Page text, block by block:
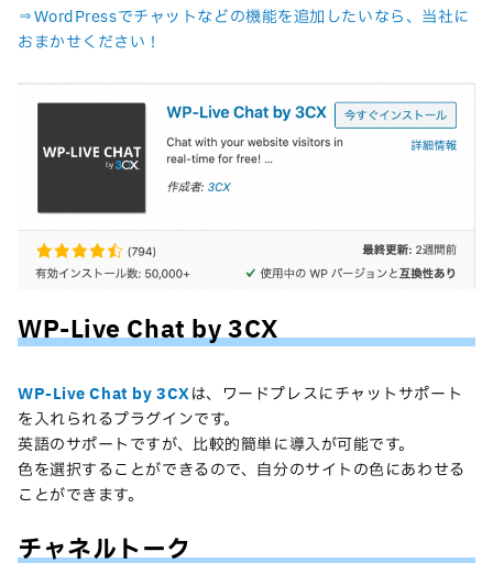
⇒WordPressでチャットなどの機能を追加したいなら、当社に
おまかせください！
WP-Live Chat by 3CX
WP-Live Chat by 3CXは、ワードプレスにチャットサポート
を入れられるプラグインです。
英語のサポートですが、比較的簡単に導入が可能です。
色を選択することができるので、自分のサイトの色にあわせる
ことができます。
チャネルトーク